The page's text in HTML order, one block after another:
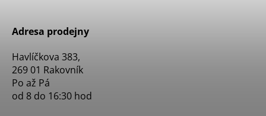
Adresa prodejny
Havlíčkova 383,
269 01 Rakovník
Po až Pá
od 8 do 16:30 hod